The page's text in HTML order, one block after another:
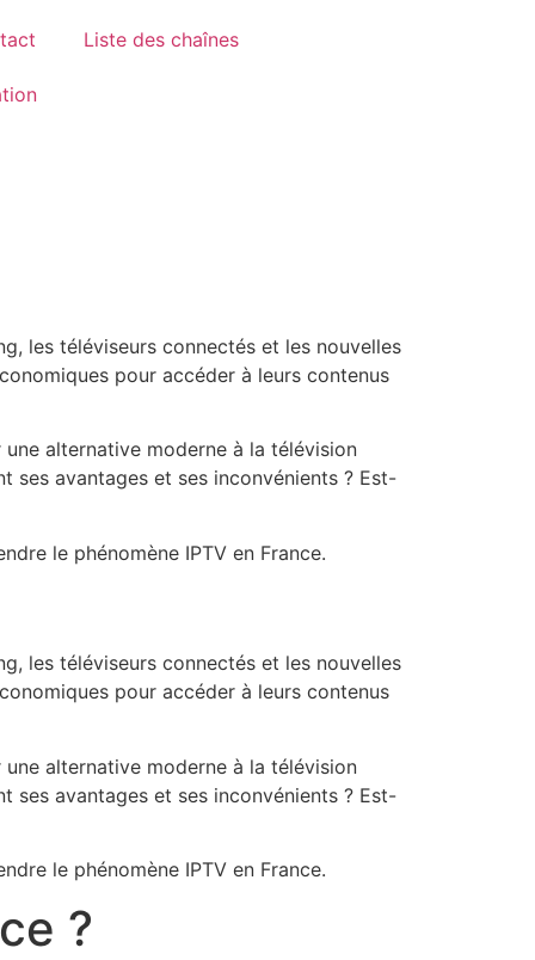
Liste des chaînes
les téléviseurs connectés et les nouvelles
pour accéder à leurs contenus
alternative moderne à la télévision
ses avantages et ses inconvénients ? Est-
le phénomène IPTV en France.
les téléviseurs connectés et les nouvelles
pour accéder à leurs contenus
alternative moderne à la télévision
ses avantages et ses inconvénients ? Est-
le phénomène IPTV en France.
?